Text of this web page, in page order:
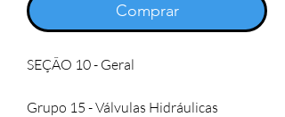
Comprar
SEÇÃO 10 - Geral
Grupo 15 - Válvulas Hidráulicas